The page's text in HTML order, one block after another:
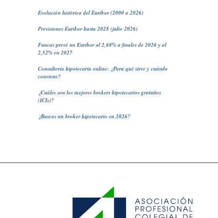
Evolución histórica del Euribor (2000 a 2026)
Previsiones Euribor hasta 2028 (julio 2026)
Funcas prevé un Euribor al 2,68% a finales de 2026 y al
2,52% en 2027
Consultoría hipotecaria online: ¿Para qué sirve y cuándo
conviene?
¿Cuáles son los mejores brokers hipotecarios gratuitos
(ICIs)?
¿Buscas un broker hipotecario en 2026?